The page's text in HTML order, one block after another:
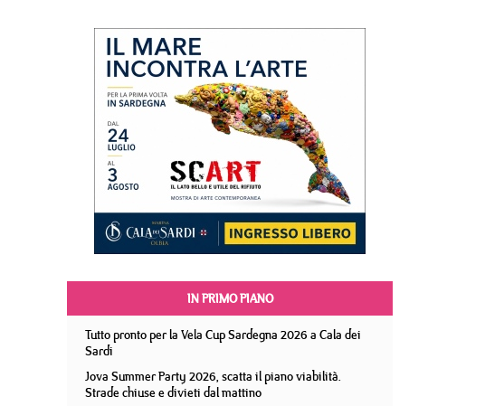
IN PRIMO PIANO
Tutto pronto per la Vela Cup Sardegna 2026 a Cala dei
Sardi
Jova Summer Party 2026, scatta il piano viabilità.
Strade chiuse e divieti dal mattino